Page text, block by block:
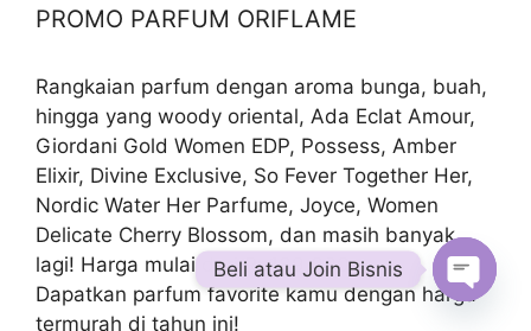
PROMO PARFUM ORIFLAME
Rangkaian parfum dengan aroma bunga, buah,
hingga yang woody oriental, Ada Eclat Amour,
Giordani Gold Women EDP, Possess, Amber
Elixir, Divine Exclusive, So Fever Together Her,
Nordic Water Her Parfume, Joyce, Women
Delicate Cherry Blossom, dan masih banyak
lagi! Harga mulai dari Rp139.000,-
Dapatkan parfum favorite kamu dengan harga
termurah di tahun ini!
Beli atau Join Bisnis